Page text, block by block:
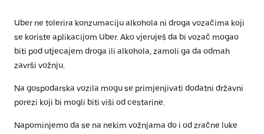
Uber ne tolerira konzumaciju alkohola ni droga vozačima koji
se koriste aplikacijom Uber. Ako vjeruješ da bi vozač mogao
biti pod utjecajem droga ili alkohola, zamoli ga da odmah
završi vožnju.
Na gospodarska vozila mogu se primjenjivati dodatni državni
porezi koji bi mogli biti viši od cestarine.
Napominjemo da se na nekim vožnjama do i od zračne luke